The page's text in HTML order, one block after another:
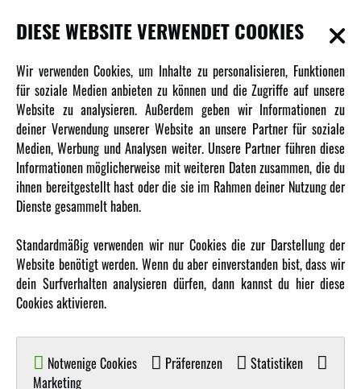
INFORMATIONEN
Newsletter
Über uns
Karriere
Amewi Kataloge
AMXRacing - Qualitäts RC-Zubehör
Amewi Construction - Nutzfahrzeuge
Amewi B2B-Shop
DIESE WEBSITE VERWENDET COOKIES
Wir verwenden Cookies, um Inhalte zu personalisieren, Funktionen
für soziale Medien anbieten zu können und die Zugriffe auf unsere
Website zu analysieren. Außerdem geben wir Informationen zu
deiner Verwendung unserer Website an unsere Partner für soziale
Medien, Werbung und Analysen weiter. Unsere Partner führen diese
Informationen möglicherweise mit weiteren Daten zusammen, die du
ihnen bereitgestellt hast oder die sie im Rahmen deiner Nutzung der
Dienste gesammelt haben.
Standardmäßig verwenden wir nur Cookies die zur Darstellung der
Website benötigt werden. Wenn du aber einverstanden bist, dass wir
dein Surfverhalten analysieren dürfen, dann kannst du hier diese
Cookies aktivieren.
Notwenige Cookies Präferenzen
Statistiken
Marketing